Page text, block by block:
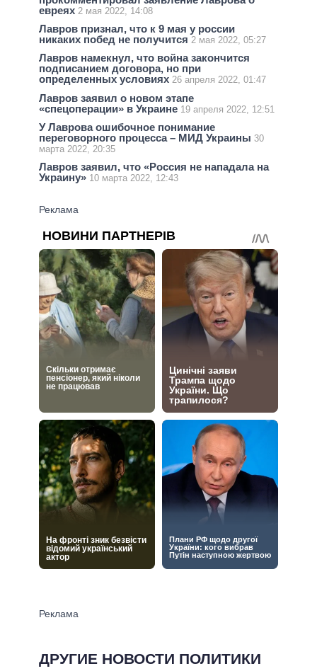
евреях 2 мая 2022, 14:08
Лавров признал, что к 9 мая у россии
никаких побед не получится 2 мая 2022, 05:27
Лавров намекнул, что война закончится
подписанием договора, но при
определенных условиях 26 апреля 2022, 01:47
Лавров заявил о новом этапе
«спецоперации» в Украине 19 апреля 2022, 12:51
У Лаврова ошибочное понимание
переговорного процесса – МИД Украины 30
марта 2022, 20:35
Лавров заявил, что «Россия не нападала на
Украину» 10 марта 2022, 12:43
ДРУГИЕ НОВОСТИ ПОЛИТИКИ